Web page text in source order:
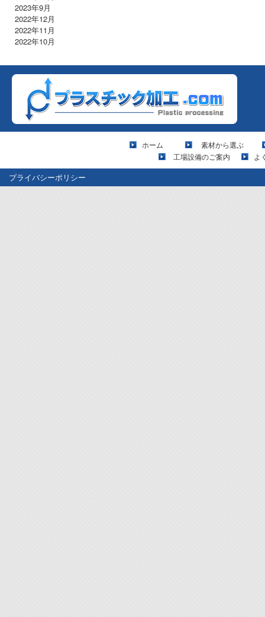
2023年9月
2022年12月
2022年11月
2022年10月
ホーム
素材から選ぶ
工場設備のご案内
よ
プライバシーポリシー